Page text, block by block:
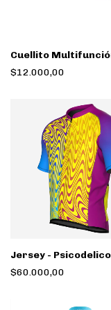
Cuellito
$12.000,00
Jersey -
$60.000,00